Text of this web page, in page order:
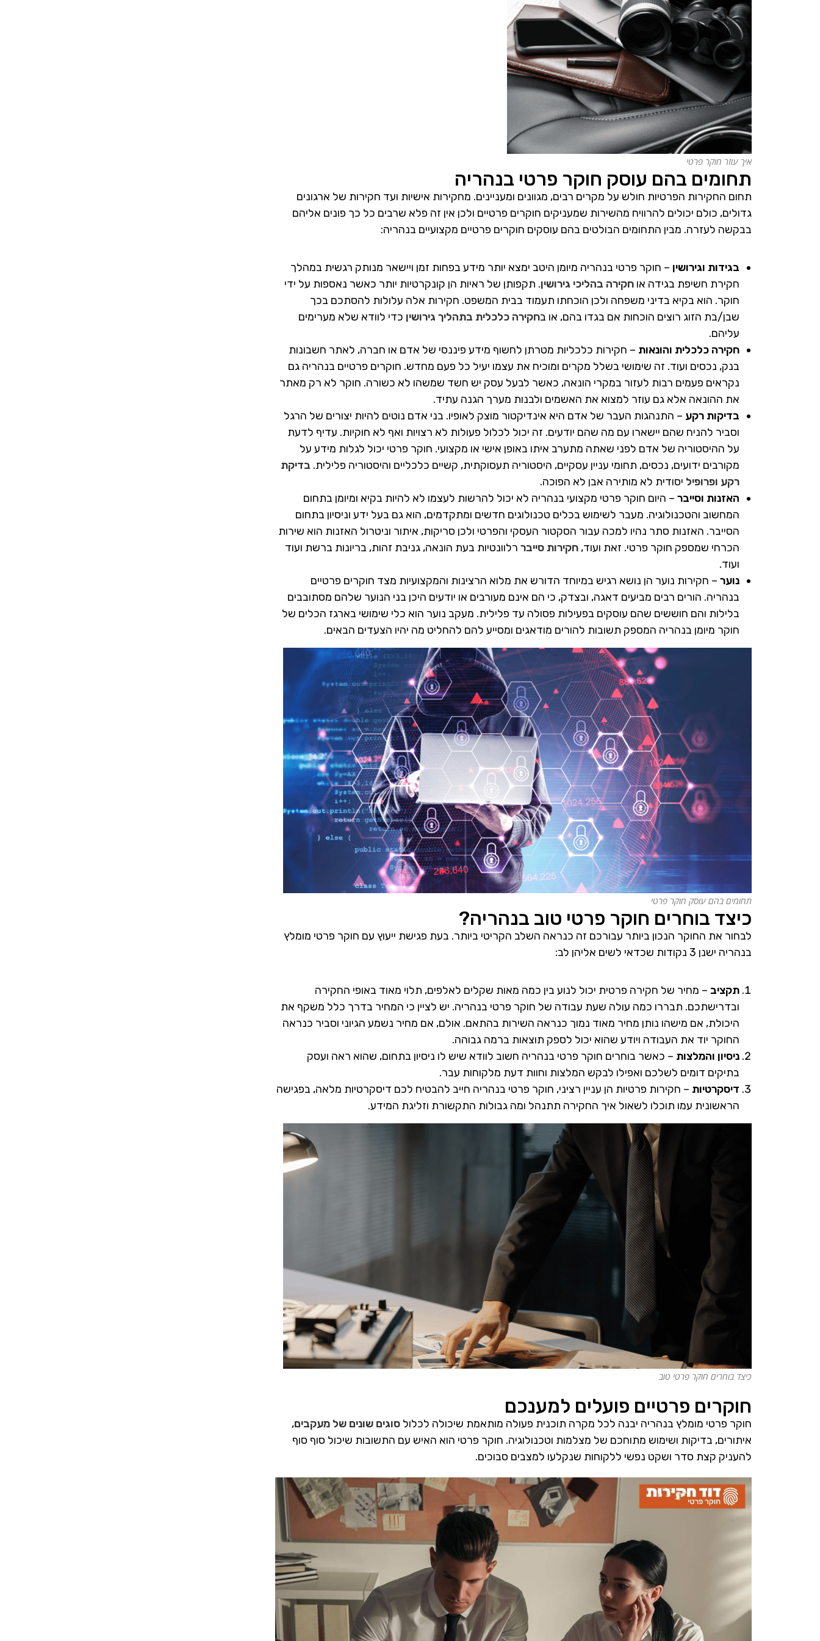
איך עוזר חוקר פרטי
תחומים בהם עוסק חוקר פרטי בנהריה
תחום החקירות הפרטיות חולש על מקרים רבים, מגוונים ומעניינים. מחקירות אישיות ועד חקירות של ארגונים
גדולים, כולם יכולים להרוויח מהשירות שמעניקים חוקרים פרטיים ולכן אין זה פלא שרבים כל כך פונים אליהם
בבקשה לעזרה. מבין התחומים הבולטים בהם עוסקים חוקרים פרטיים מקצועיים בנהריה:
בגידות וגירושין – חוקר פרטי בנהריה מיומן היטב ימצא יותר מידע בפחות זמן ויישאר מנותק רגשית במהלך
חקירת חשיפת בגידה או חקירה בהליכי גירושין. תקפותן של ראיות הן קונקרטיות יותר כאשר נאספות על ידי
חוקר. הוא בקיא בדיני משפחה ולכן הוכחתו תעמוד בבית המשפט. חקירות אלה עלולות להסתכם בכך
שבן/בת הזוג רוצים הוכחות אם בגדו בהם, או בחקירה כלכלית בתהליך גירושין כדי לוודא שלא מערימים
עליהם.
חקירה כלכלית והונאות – חקירות כלכליות מטרתן לחשוף מידע פיננסי של אדם או חברה, לאתר חשבונות
בנק, נכסים ועוד. זה שימושי בשלל מקרים ומוכיח את עצמו יעיל כל פעם מחדש. חוקרים פרטיים בנהריה גם
נקראים פעמים רבות לעזור במקרי הונאה, כאשר לבעל עסק יש חשד שמשהו לא כשורה. חוקר לא רק מאתר
את ההונאה אלא גם עוזר למצוא את האשמים ולבנות מערך הגנה עתיד.
בדיקות רקע – התנהגות העבר של אדם היא אינדיקטור מוצק לאופיו. בני אדם נוטים להיות יצורים של הרגל
וסביר להניח שהם יישארו עם מה שהם יודעים. זה יכול לכלול פעולות לא רצויות ואף לא חוקיות. עדיף לדעת
על ההיסטוריה של אדם לפני שאתה מתערב איתו באופן אישי או מקצועי. חוקר פרטי יכול לגלות מידע על
מקורבים ידועים, נכסים, תחומי עניין עסקיים, היסטוריה תעסוקתית, קשיים כלכליים והיסטוריה פלילית. בדיקת
רקע ופרופיל יסודית לא מותירה אבן לא הפוכה.
האזנות וסייבר – היום חוקר פרטי מקצועי בנהריה לא יכול להרשות לעצמו לא להיות בקיא ומיומן בתחום
המחשוב והטכנולוגיה. מעבר לשימוש בכלים טכנולוגים חדשים ומתקדמים, הוא גם בעל ידע וניסיון בתחום
הסייבר. האזנות סתר נהיו למכה עבור הסקטור העסקי והפרטי ולכן סריקות, איתור וניטרול האזנות הוא שירות
הכרחי שמספק חוקר פרטי. זאת ועוד, חקירות סייבר רלוונטיות בעת הונאה, גניבת זהות, בריונות ברשת ועוד
ועוד.
נוער – חקירות נוער הן נושא רגיש במיוחד הדורש את מלוא הרצינות והמקצועיות מצד חוקרים פרטיים
בנהריה. הורים רבים מביעים דאגה, ובצדק, כי הם אינם מעורבים או יודעים היכן בני הנוער שלהם מסתובבים
בלילות והם חוששים שהם עוסקים בפעילות פסולה עד פלילית. מעקב נוער הוא כלי שימושי בארגז הכלים של
חוקר מיומן בנהריה המספק תשובות להורים מודאגים ומסייע להם להחליט מה יהיו הצעדים הבאים.
תחומים בהם עוסק חוקר פרטי
כיצד בוחרים חוקר פרטי טוב בנהריה?
לבחור את החוקר הנכון ביותר עבורכם זה כנראה השלב הקריטי ביותר. בעת פגישת ייעוץ עם חוקר פרטי מומלץ
בנהריה ישנן 3 נקודות שכדאי לשים אליהן לב:
תקציב – מחיר של חקירה פרטית יכול לנוע בין כמה מאות שקלים לאלפים, תלוי מאוד באופי החקירה
ובדרישתכם. תבררו כמה עולה שעת עבודה של חוקר פרטי בנהריה. יש לציין כי המחיר בדרך כלל משקף את
היכולת, אם מישהו נותן מחיר מאוד נמוך כנראה השירות בהתאם. אולם, אם מחיר נשמע הגיוני וסביר כנראה
החוקר יוד את העבודה ויודע שהוא יכול לספק תוצאות ברמה גבוהה.
ניסיון והמלצות – כאשר בוחרים חוקר פרטי בנהריה חשוב לוודא שיש לו ניסיון בתחום, שהוא ראה ועסק
בתיקים דומים לשלכם ואפילו לבקש המלצות וחוות דעת מלקוחות עבר.
דיסקרטיות – חקירות פרטיות הן עניין רציני, חוקר פרטי בנהריה חייב להבטיח לכם דיסקרטיות מלאה, בפגישה
הראשונית עמו תוכלו לשאול איך החקירה תתנהל ומה גבולות התקשורת וזליגת המידע.
כיצד בוחרים חוקר פרטי טוב
חוקרים פרטיים פועלים למענכם
חוקר פרטי מומלץ בנהריה יבנה לכל מקרה תוכנית פעולה מותאמת שיכולה לכלול סוגים שונים של מעקבים,
איתורים, בדיקות ושימוש מתוחכם של מצלמות וטכנולוגיה. חוקר פרטי הוא האיש עם התשובות שיכול סוף סוף
להעניק קצת סדר ושקט נפשי ללקוחות שנקלעו למצבים סבוכים.